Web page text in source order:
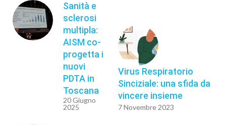
Sanità e
sclerosi
multipla:
AISM co-
progetta i
nuovi
PDTA in
Toscana
20 Giugno
2025
Virus Respiratorio
Sinciziale: una sfida da
vincere insieme
7 Novembre 2023